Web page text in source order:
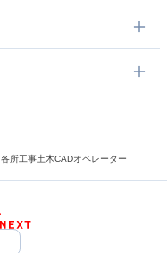
各所工事土木CADオペレーター